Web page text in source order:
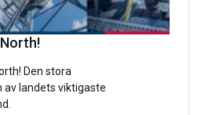
Den stora
av landets viktigaste